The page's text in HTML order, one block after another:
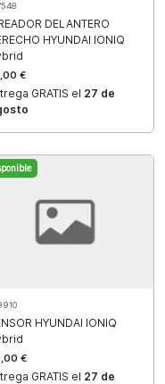
DELANTERO
HYUNDAI IONIQ
€
GRATIS el 27 de
HYUNDAI IONIQ
€
GRATIS el 27 de